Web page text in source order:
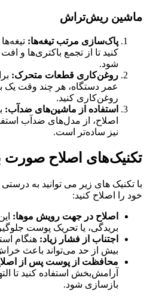
ماشین ریش‌تراش
پاک‌سازی مرتب تیغه‌ها:
کنید تا از تجمع باکتری‌ها و
شود.
روغن‌کاری قطعات متحرک:
عمر دستگاه، هر چند وقت یک
روغن‌کاری کنید.
استفاده از ماشین‌های ضدآب:
اصلاح، از مدل‌های ضدآب
نیز ساده‌تر است.
تکنیک‌های اصلاح صورت
با تکنیک های زیر می توانید به
خود را اصلاح کنید:
اصلاح در جهت رویش موها:
بریدگی، یا تحریک پوست
اجتناب از فشار زیاد: هنگام
بیش از حد می‌تواند باعث
محافظت از پوست پس از
آرامش‌بخش استفاده کنید تا
بازسازی شود.